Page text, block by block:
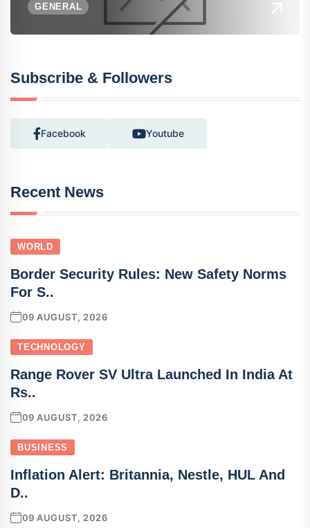
GENERAL
Subscribe & Followers
Facebook Youtube
Recent News
WORLD
Border Security Rules: New Safety Norms
For S..
09 AUGUST, 2026
TECHNOLOGY
Range Rover SV Ultra Launched In India At
Rs..
09 AUGUST, 2026
BUSINESS
Inflation Alert: Britannia, Nestle, HUL And
D..
09 AUGUST, 2026